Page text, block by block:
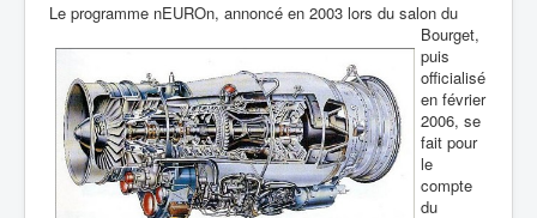
Le programme nEUROn, annoncé en 2003 lors du salon du
Bourget,
puis
officialisé
en février
2006, se
fait pour
le
compte
du